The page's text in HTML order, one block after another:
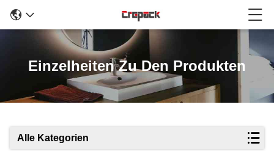
Einzelheiten Zu Den Produkten
Alle Kategorien